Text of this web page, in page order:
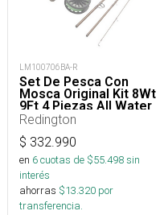
LM100706BA-R
Set De Pesca Con
Mosca Original Kit 8Wt
9Ft 4 Piezas All Water
Redington
$ 332.990
en 6cuotas de $55.498sin
interés
ahorras $13.320 por
transferencia.